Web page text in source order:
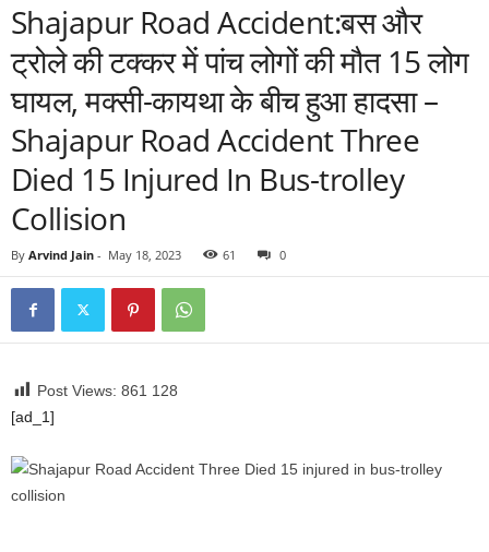
Shajapur Road Accident:बस और
ट्रोले की टक्कर में पांच लोगों की मौत 15 लोग
घायल, मक्सी-कायथा के बीच हुआ हादसा –
Shajapur Road Accident Three
Died 15 Injured In Bus-trolley
Collision
By Arvind Jain - May 18, 2023 61 0
Post Views: 861 128
[ad_1]